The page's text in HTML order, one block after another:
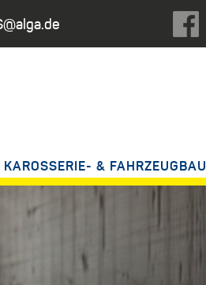
KAROSSERIE- & FAHRZEUGBAU